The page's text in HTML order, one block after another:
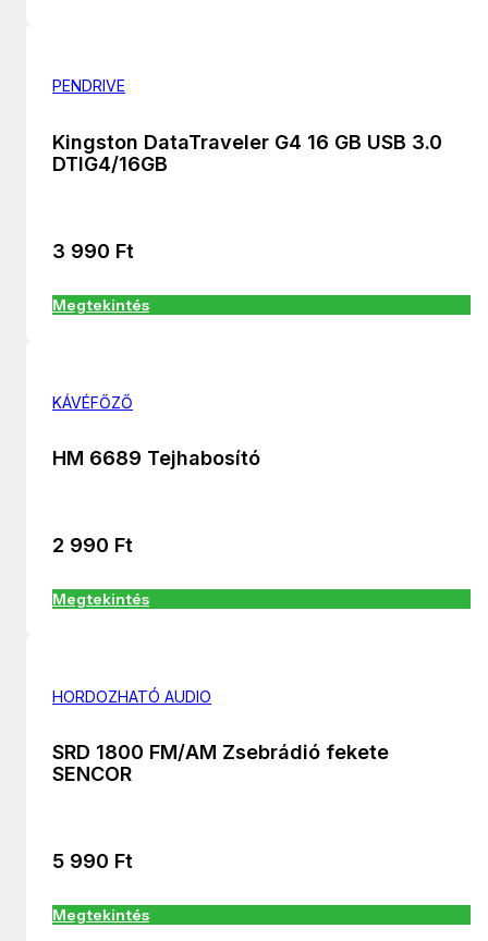
PENDRIVE
Kingston DataTraveler G4 16 GB USB 3.0
DTIG4/16GB
3 990 Ft
Megtekintés
KÁVÉFŐZŐ
HM 6689 Tejhabosító
2 990 Ft
Megtekintés
HORDOZHATÓ AUDIO
SRD 1800 FM/AM Zsebrádió fekete
SENCOR
5 990 Ft
Megtekintés